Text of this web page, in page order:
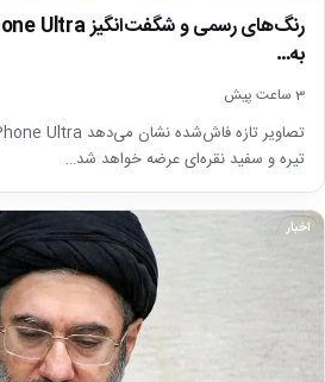
به…
3 ساعت پیش
تیره و سفید نقره‌ای عرضه خواهد شد…
اخبار